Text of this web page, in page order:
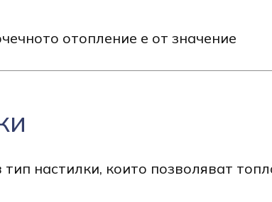
отопление е от значение
настилки, които позволяват